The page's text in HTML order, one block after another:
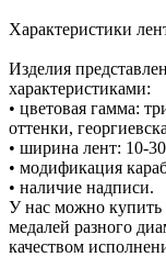
Характеристики
Изделия
характеристиками:
• цветовая гамма:
оттенки,
• ширина лент: 10-
• модификация
• наличие надписи.
У нас можно купить
медалей разного
качеством